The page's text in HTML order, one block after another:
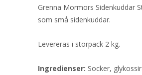
Grenna Mormors Sidenkuddar
som små sidenkuddar.
Levereras i storpack 2 kg.
Ingredienser: Socker,